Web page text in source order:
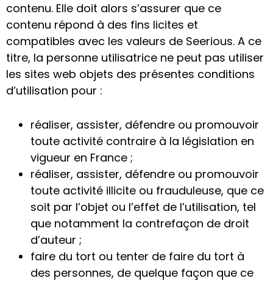
contenu. Elle doit alors s’assurer que ce
contenu répond à des fins licites et
compatibles avec les valeurs de Seerious. A ce
titre, la personne utilisatrice ne peut pas utiliser
les sites web objets des présentes conditions
d’utilisation pour :
réaliser, assister, défendre ou promouvoir
toute activité contraire à la législation en
vigueur en France ;
réaliser, assister, défendre ou promouvoir
toute activité illicite ou frauduleuse, que ce
soit par l’objet ou l’effet de l’utilisation, tel
que notamment la contrefaçon de droit
d’auteur ;
faire du tort ou tenter de faire du tort à
des personnes, de quelque façon que ce